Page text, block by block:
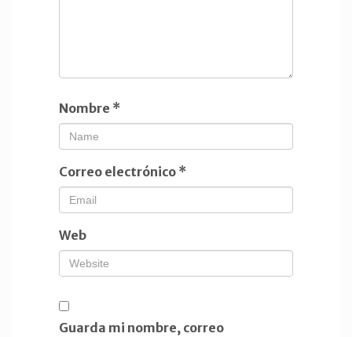
Nombre *
Correo electrónico *
Web
Guarda mi nombre, correo